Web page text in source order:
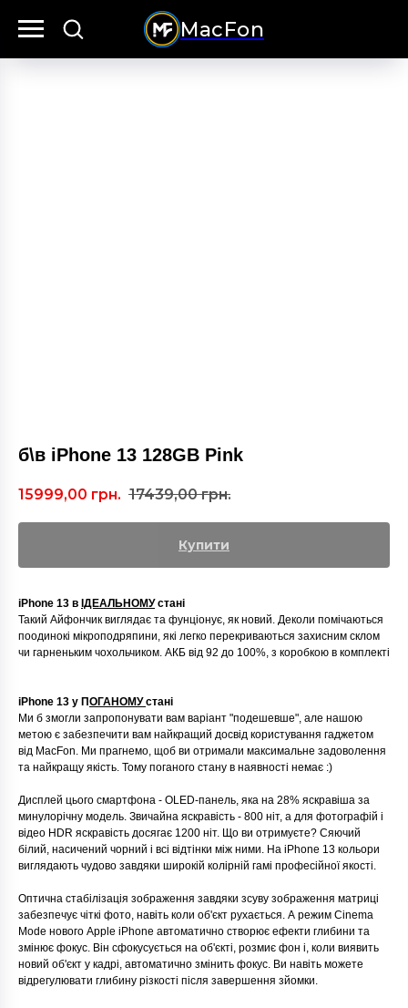
MacFon
б\в iPhone 13 128GB Pink
15999,00 грн. 17439,00 грн.
Купити
iPhone 13 в ІДЕАЛЬНОМУстані
Такий Айфончик виглядає та фунціонує, як новий. Деколи помічаються
поодинокі мікроподряпини, які легко перекриваються захисним склом
чи гарненьким чохольчиком. АКБ від 92 до 100%, з коробкою в комплекті
iPhone 13 у ПОГАНОМУстані
Ми б змогли запропонувати вам варіант "подешевше", але нашою
метою є забезпечити вам найкращий досвід користування гаджетом
від MacFon. Ми прагнемо, щоб ви отримали максимальне задоволення
та найкращу якість. Тому поганого стану в наявності немає :)
Дисплей цього смартфона - OLED-панель, яка на 28% яскравіша за
минулорічну модель. Звичайна яскравість - 800 ніт, а для фотографій і
відео HDR яскравість досягає 1200 ніт. Що ви отримуєте? Сяючий
білий, насичений чорний і всі відтінки між ними. На iPhone 13 кольори
виглядають чудово завдяки широкій колірній гамі професійної якості.
Оптична стабілізація зображення завдяки зсуву зображення матриці
забезпечує чіткі фото, навіть коли об'єкт рухається. А режим Cinema
Mode нового Apple iPhone автоматично створює ефекти глибини та
змінює фокус. Він сфокусується на об'єкті, розмиє фон і, коли виявить
новий об'єкт у кадрі, автоматично змінить фокус. Ви навіть можете
відрегулювати глибину різкості після завершення зйомки.